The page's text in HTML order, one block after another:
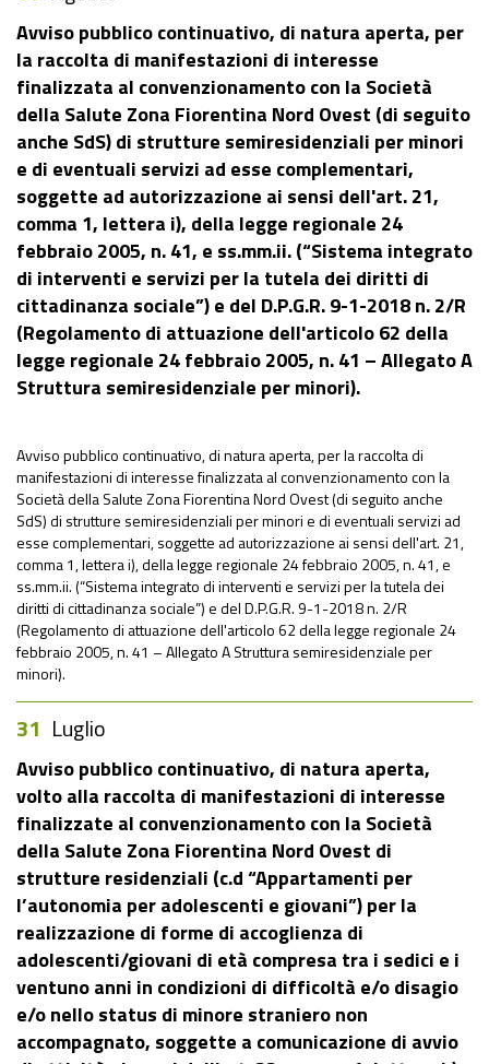
Avviso pubblico continuativo, di natura aperta, per
la raccolta di manifestazioni di interesse
finalizzata al convenzionamento con la Società
della Salute Zona Fiorentina Nord Ovest (di seguito
anche SdS) di strutture semiresidenziali per minori
e di eventuali servizi ad esse complementari,
soggette ad autorizzazione ai sensi dell'art. 21,
comma 1, lettera i), della legge regionale 24
febbraio 2005, n. 41, e ss.mm.ii. (“Sistema integrato
di interventi e servizi per la tutela dei diritti di
cittadinanza sociale”) e del D.P.G.R. 9-1-2018 n. 2/R
(Regolamento di attuazione dell'articolo 62 della
legge regionale 24 febbraio 2005, n. 41 – Allegato A
Struttura semiresidenziale per minori).
Avviso pubblico continuativo, di natura aperta, per la raccolta di
manifestazioni di interesse finalizzata al convenzionamento con la
Società della Salute Zona Fiorentina Nord Ovest (di seguito anche
SdS) di strutture semiresidenziali per minori e di eventuali servizi ad
esse complementari, soggette ad autorizzazione ai sensi dell'art. 21,
comma 1, lettera i), della legge regionale 24 febbraio 2005, n. 41, e
ss.mm.ii. (“Sistema integrato di interventi e servizi per la tutela dei
diritti di cittadinanza sociale”) e del D.P.G.R. 9-1-2018 n. 2/R
(Regolamento di attuazione dell'articolo 62 della legge regionale 24
febbraio 2005, n. 41 – Allegato A Struttura semiresidenziale per
minori).
31 Luglio
Avviso pubblico continuativo, di natura aperta,
volto alla raccolta di manifestazioni di interesse
finalizzate al convenzionamento con la Società
della Salute Zona Fiorentina Nord Ovest di
strutture residenziali (c.d “Appartamenti per
l’autonomia per adolescenti e giovani”) per la
realizzazione di forme di accoglienza di
adolescenti/giovani di età compresa tra i sedici e i
ventuno anni in condizioni di difficoltà e/o disagio
e/o nello status di minore straniero non
accompagnato, soggette a comunicazione di avvio